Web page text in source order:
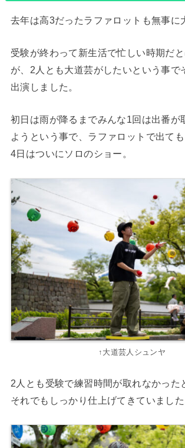
去年は高3だったラファロットも無事に
受験が終わって新生活で忙しい時期だ
が、2人とも大道芸がしたいという事で
出演しました。
初日は雨が降るまでみんな1回は出番が
ようという事で、ラファロットで出ても
4日はついにソロのショー。
↑大道芸人シュンヤ
2人とも受験で練習時間が取れなかった
それでもしっかり仕上げてきていました